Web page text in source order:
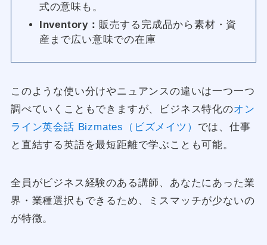
式の意味も。
Inventory： 販売する完成品から素材・資
産まで広い意味での在庫
このような使い分けやニュアンスの違いは一つ一つ
調べていくこともできますが、ビジネス特化のオン
ライン英会話 Bizmates（ビズメイツ） では、仕事
と直結する英語を最短距離で学ぶことも可能。
全員がビジネス経験のある講師、あなたにあった業
界・業種選択もできるため、ミスマッチが少ないの
が特徴。